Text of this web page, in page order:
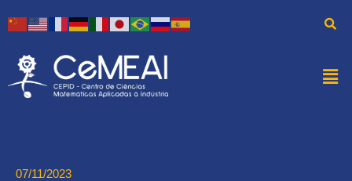
07/11/2023